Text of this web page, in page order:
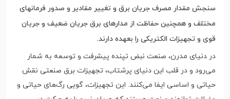
سنجش مقدار مصرف جریان برق و تغییر مقادیر و صدور فرمانهای
مختلف و همچنین حفاظت از مدارهای برق جریان ضعیف و جریان
قوی و تجهیزات الکتریکی را بعهده دارند.
در دنیای مدرن، صنعت نبض تپنده پیشرفت و توسعه به شمار
می‌رود و در قلب این دنیای پرشتاب، تجهیزات برق صنعتی نقش
حیاتی و اساسی ایفا می‌کنند. این تجهیزات، گویی رگ‌های حیاتی و